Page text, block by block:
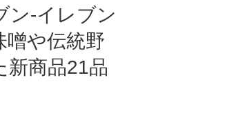
ン-イレブン
や伝統野
新商品21品